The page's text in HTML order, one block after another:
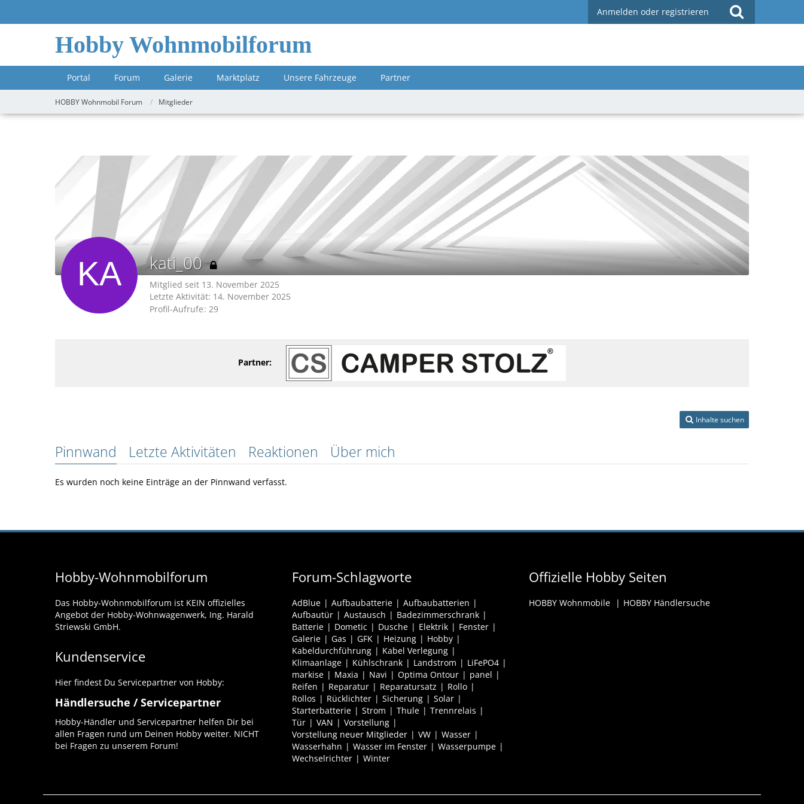
Anmelden oder registrieren
Hobby Wohnmobilforum
Portal Forum Galerie Marktplatz Unsere Fahrzeuge Partner
HOBBY Wohnmobil Forum Mitglieder
kati_00
Mitglied seit 13. November 2025
Letzte Aktivität: 14. November 2025
Profil-Aufrufe 29
Partner:
Inhalte suchen
Pinnwand Letzte Aktivitäten Reaktionen Über mich
Es wurden noch keine Einträge an der Pinnwand verfasst.
Hobby-Wohnmobilforum
Das Hobby-Wohnmobilforum ist KEIN offizielles
Angebot der Hobby-Wohnwagenwerk, Ing. Harald
Striewski GmbH.
Kundenservice
Hier findest Du Servicepartner von Hobby:
Händlersuche / Servicepartner
Hobby-Händler und Servicepartner helfen Dir bei
allen Fragen rund um Deinen Hobby weiter. NICHT
bei Fragen zu unserem Forum!
Forum-Schlagworte
AdBlue Aufbaubatterie
Aufbaubatterien
Aufbautür
Austausch
Badezimmerschrank
Batterie
Dometic Dusche Elektrik
Fenster
Galerie
Gas GFK Heizung
Hobby
Kabeldurchführung
Kabel Verlegung
Klimaanlage
Kühlschrank Landstrom
LiFePO4
markise
Maxia Navi Optima Ontour
panel
Reifen
Reparatur Reparatursatz
Rollo
Rollos
Rücklichter Sicherung
Solar
Starterbatterie
Strom Thule
Trennrelais
Tür
VAN
Vorstellung
Vorstellung neuer Mitglieder
VW
Wasser
Wasserhahn
Wasser im Fenster
Wasserpumpe
Wechselrichter
Winter
Offizielle Hobby Seiten
HOBBY Wohnmobile HOBBY Händlersuche